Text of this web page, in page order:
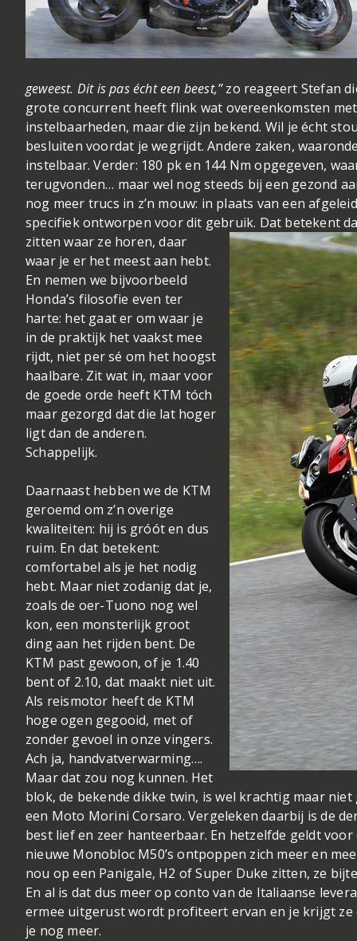
geweest. Dit is pas écht een beest,”zo reageert Stefan
grote concurrent heeft flink wat overeenkomsten
instelbaarheden, maar die zijn bekend. Wil je écht
besluiten voordat je wegrijdt. Andere zaken,
instelbaar. Verder: 180 pk en 144 Nm opgegeven,
terugvonden… maar wel nog steeds bij een gezond
nog meer trucs in z’n mouw: in plaats van een
specifiek ontworpen voor dit gebruik. Dat betekent
zitten waar ze horen, daar
waar je er het meest aan hebt.
En nemen we bijvoorbeeld
Honda’s filosofie even ter
harte: het gaat er om waar je
in de praktijk het vaakst mee
rijdt, niet per sé om het hoogst
haalbare. Zit wat in, maar voor
de goede orde heeft KTM tóch
maar gezorgd dat die lat hoger
ligt dan de anderen.
Schappelijk.
Daarnaast hebben we de KTM
geroemd om z’n overige
kwaliteiten: hij is gróót en dus
ruim. En dat betekent:
comfortabel als je het nodig
hebt. Maar niet zodanig dat je,
zoals de oer-Tuono nog wel
kon, een monsterlijk groot
ding aan het rijden bent. De
KTM past gewoon, of je 1.40
bent of 2.10, dat maakt niet uit.
Als reismotor heeft de KTM
hoge ogen gegooid, met of
zonder gevoel in onze vingers.
Ach ja, handvatverwarming….
Maar dat zou nog kunnen. Het
blok, de bekende dikke twin, is wel krachtig maar
een Moto Morini Corsaro. Vergeleken daarbij is de
best lief en zeer hanteerbaar. En hetzelfde geldt voor
nieuwe Monobloc M50’s ontpoppen zich meer en
nou op een Panigale, H2 of Super Duke zitten, ze
En al is dat dus meer op conto van de Italiaanse
ermee uitgerust wordt profiteert ervan en je krijgt ze
je nog meer.